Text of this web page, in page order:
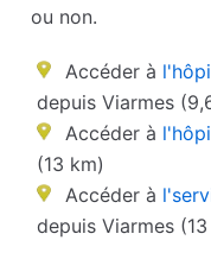
ou non.
Accéder à
depuis Viarmes
Accéder à
(13 km)
Accéder à
depuis Viarmes